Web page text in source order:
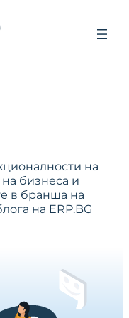
на
бизнеса и
в бранша на
на ERP.BG